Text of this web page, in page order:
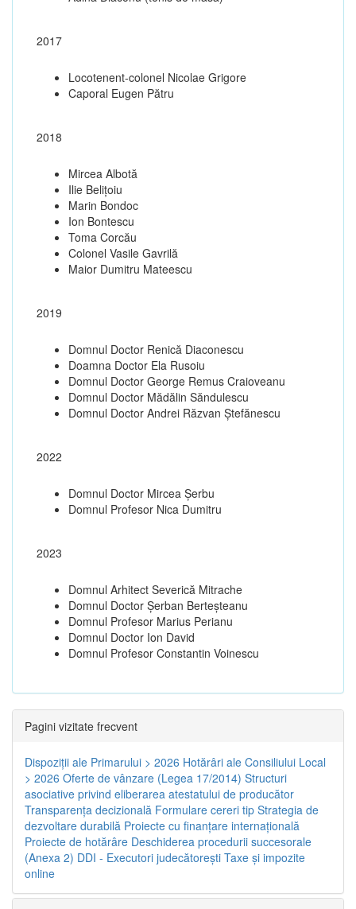
2017
Locotenent-colonel Nicolae Grigore
Caporal Eugen Pătru
2018
Mircea Albotă
Ilie Belițoiu
Marin Bondoc
Ion Bontescu
Toma Corcău
Colonel Vasile Gavrilă
Maior Dumitru Mateescu
2019
Domnul Doctor Renică Diaconescu
Doamna Doctor Ela Rusoiu
Domnul Doctor George Remus Craioveanu
Domnul Doctor Mădălin Săndulescu
Domnul Doctor Andrei Răzvan Ștefănescu
2022
Domnul Doctor Mircea Șerbu
Domnul Profesor Nica Dumitru
2023
Domnul Arhitect Severică Mitrache
Domnul Doctor Șerban Berteșteanu
Domnul Profesor Marius Perianu
Domnul Doctor Ion David
Domnul Profesor Constantin Voinescu
Pagini vizitate frecvent
Dispoziţii ale Primarului > 2026 Hotărâri ale Consiliului Local
> 2026 Oferte de vânzare (Legea 17/2014) Structuri
asociative privind eliberarea atestatului de producător
Transparenţa decizională Formulare cereri tip Strategia de
dezvoltare durabilă Proiecte cu finanţare internaţională
Proiecte de hotărâre Deschiderea procedurii succesorale
(Anexa 2) DDI - Executori judecătorești Taxe şi impozite
online